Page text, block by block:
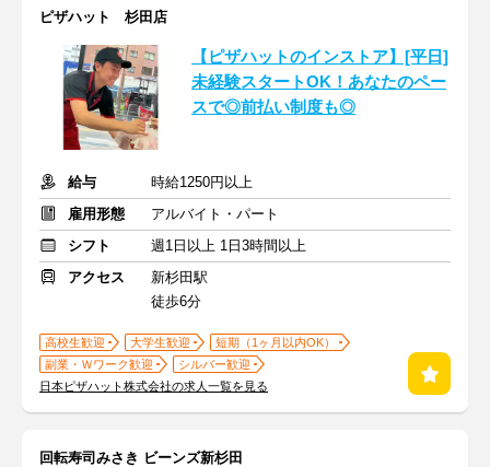
ピザハット 杉田店
【ピザハットのインストア】[平日]
未経験スタートOK！あなたのペー
スで◎前払い制度も◎
給与
時給1250円以上
雇用形態
アルバイト・パート
シフト
週1日以上 1日3時間以上
アクセス
新杉田駅
徒歩6分
高校生歓迎 大学生歓迎
短期（1ヶ月以内OK）
副業・Ｗワーク歓迎
シルバー歓迎
日本ピザハット株式会社の求人一覧を見る
回転寿司みさき ビーンズ新杉田